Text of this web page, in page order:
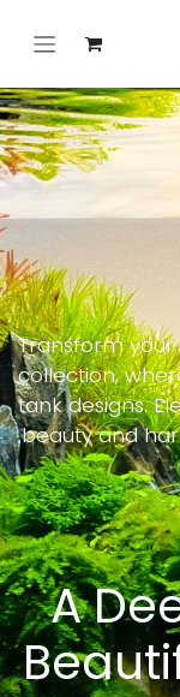
Transform
collection,
tank designs.
beauty and
A